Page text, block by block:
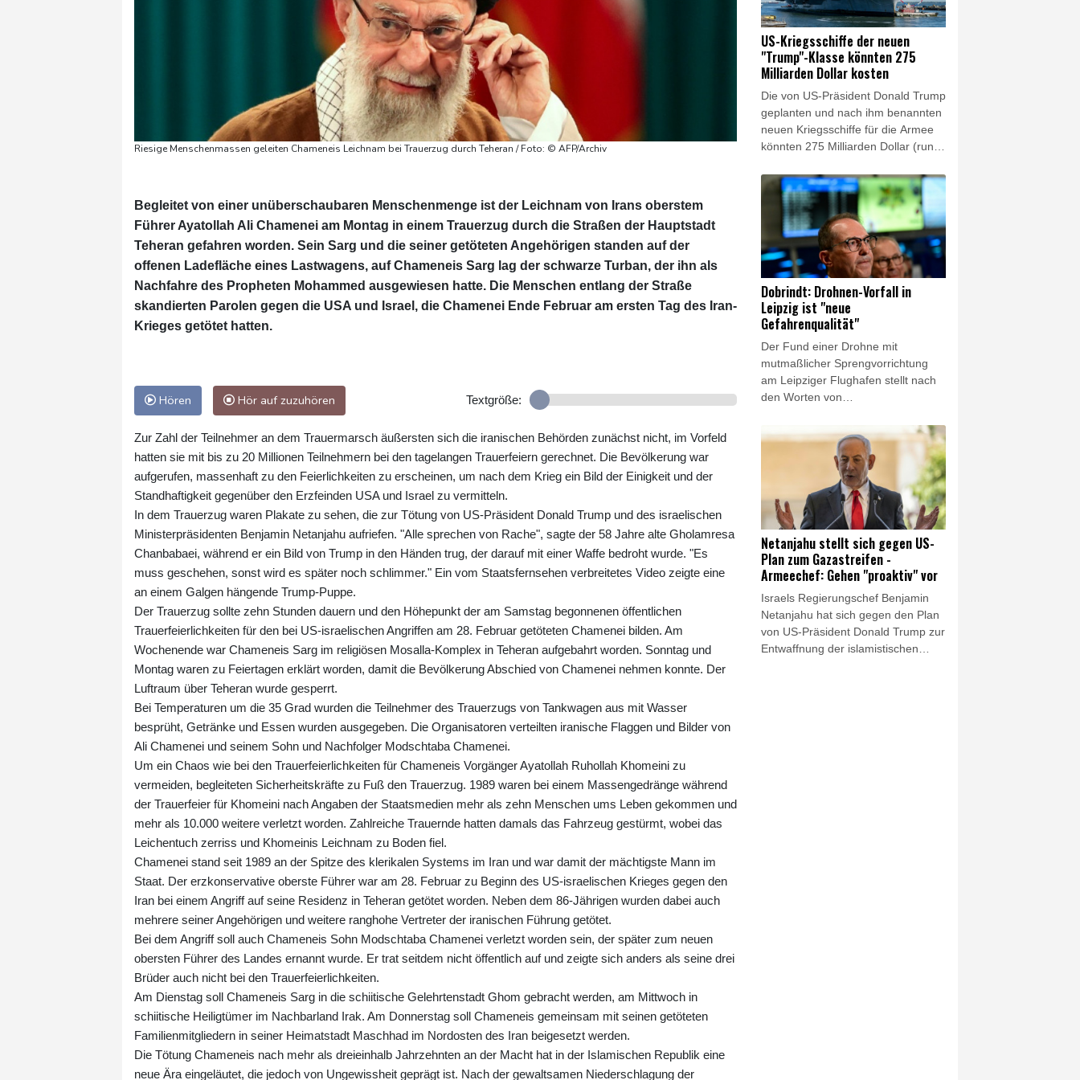
Riesige Menschenmassen geleiten Chameneis Leichnam bei Trauerzug durch Teheran / Foto: © AFP/Archiv
Begleitet von einer unüberschaubaren Menschenmenge ist der Leichnam von Irans oberstem
Führer Ayatollah Ali Chamenei am Montag in einem Trauerzug durch die Straßen der Hauptstadt
Teheran gefahren worden. Sein Sarg und die seiner getöteten Angehörigen standen auf der
offenen Ladefläche eines Lastwagens, auf Chameneis Sarg lag der schwarze Turban, der ihn als
Nachfahre des Propheten Mohammed ausgewiesen hatte. Die Menschen entlang der Straße
skandierten Parolen gegen die USA und Israel, die Chamenei Ende Februar am ersten Tag des Iran-
Krieges getötet hatten.
Hören Hör auf zuzuhören Textgröße:
Zur Zahl der Teilnehmer an dem Trauermarsch äußersten sich die iranischen Behörden zunächst nicht, im Vorfeld
hatten sie mit bis zu 20 Millionen Teilnehmern bei den tagelangen Trauerfeiern gerechnet. Die Bevölkerung war
aufgerufen, massenhaft zu den Feierlichkeiten zu erscheinen, um nach dem Krieg ein Bild der Einigkeit und der
Standhaftigkeit gegenüber den Erzfeinden USA und Israel zu vermitteln.
In dem Trauerzug waren Plakate zu sehen, die zur Tötung von US-Präsident Donald Trump und des israelischen
Ministerpräsidenten Benjamin Netanjahu aufriefen. "Alle sprechen von Rache", sagte der 58 Jahre alte Gholamresa
Chanbabaei, während er ein Bild von Trump in den Händen trug, der darauf mit einer Waffe bedroht wurde. "Es
muss geschehen, sonst wird es später noch schlimmer." Ein vom Staatsfernsehen verbreitetes Video zeigte eine
an einem Galgen hängende Trump-Puppe.
Der Trauerzug sollte zehn Stunden dauern und den Höhepunkt der am Samstag begonnenen öffentlichen
Trauerfeierlichkeiten für den bei US-israelischen Angriffen am 28. Februar getöteten Chamenei bilden. Am
Wochenende war Chameneis Sarg im religiösen Mosalla-Komplex in Teheran aufgebahrt worden. Sonntag und
Montag waren zu Feiertagen erklärt worden, damit die Bevölkerung Abschied von Chamenei nehmen konnte. Der
Luftraum über Teheran wurde gesperrt.
Bei Temperaturen um die 35 Grad wurden die Teilnehmer des Trauerzugs von Tankwagen aus mit Wasser
besprüht, Getränke und Essen wurden ausgegeben. Die Organisatoren verteilten iranische Flaggen und Bilder von
Ali Chamenei und seinem Sohn und Nachfolger Modschtaba Chamenei.
Um ein Chaos wie bei den Trauerfeierlichkeiten für Chameneis Vorgänger Ayatollah Ruhollah Khomeini zu
vermeiden, begleiteten Sicherheitskräfte zu Fuß den Trauerzug. 1989 waren bei einem Massengedränge während
der Trauerfeier für Khomeini nach Angaben der Staatsmedien mehr als zehn Menschen ums Leben gekommen und
mehr als 10.000 weitere verletzt worden. Zahlreiche Trauernde hatten damals das Fahrzeug gestürmt, wobei das
Leichentuch zerriss und Khomeinis Leichnam zu Boden fiel.
Chamenei stand seit 1989 an der Spitze des klerikalen Systems im Iran und war damit der mächtigste Mann im
Staat. Der erzkonservative oberste Führer war am 28. Februar zu Beginn des US-israelischen Krieges gegen den
Iran bei einem Angriff auf seine Residenz in Teheran getötet worden. Neben dem 86-Jährigen wurden dabei auch
mehrere seiner Angehörigen und weitere ranghohe Vertreter der iranischen Führung getötet.
Bei dem Angriff soll auch Chameneis Sohn Modschtaba Chamenei verletzt worden sein, der später zum neuen
obersten Führer des Landes ernannt wurde. Er trat seitdem nicht öffentlich auf und zeigte sich anders als seine drei
Brüder auch nicht bei den Trauerfeierlichkeiten.
Am Dienstag soll Chameneis Sarg in die schiitische Gelehrtenstadt Ghom gebracht werden, am Mittwoch in
schiitische Heiligtümer im Nachbarland Irak. Am Donnerstag soll Chameneis gemeinsam mit seinen getöteten
Familienmitgliedern in seiner Heimatstadt Maschhad im Nordosten des Iran beigesetzt werden.
Die Tötung Chameneis nach mehr als dreieinhalb Jahrzehnten an der Macht hat in der Islamischen Republik eine
neue Ära eingeläutet, die jedoch von Ungewissheit geprägt ist. Nach der gewaltsamen Niederschlagung der
Bundespräsidentin bekäme", sagte
Özdemir den Zeitungen der Funke-
Mediengruppe
(Donnerstagsausgaben). "Es gibt in
unserem Land so viele
herausragende Frauen, die die
Erfahrung, die Autorität und die
verbindende Kraft für dieses Amt
mitbringen."
US-Kriegsschiffe der neuen
"Trump"-Klasse könnten 275
Milliarden Dollar kosten
Die von US-Präsident Donald Trump
geplanten und nach ihm benannten
neuen Kriegsschiffe für die Armee
könnten 275 Milliarden Dollar (rund
teilte die Behörde CBO am Mittwoch
mit, die den US-Kongress in
Haushalts- und Wirtschaftsfragen
berät. Die Schiffe der "Trump"-
Klasse wären somit die teuersten
US-Kriegsschiffe aller Zeiten.
Dobrindt: Drohnen-Vorfall in
Leipzig ist "neue
Gefahrenqualität"
Der Fund einer Drohne mit
mutmaßlicher Sprengvorrichtung
am Leipziger Flughafen stellt nach
den Worten von
Dobrindt (CSU) "eine neue
Gefahrenqualität" dar. Es sei seine
Einschätzung, "dass wir es hier mit
einem hybriden Anschlagsszenario
zu tun haben", sagte Dobrindt am
Mittwochabend am Flughafen
Leipzig/Halle. Dass eine Drohne
"bewaffnet mit Sprengstoff sich hier
auf einem Flughafengelände
befindet, das ist ein neues
Bedrohungsszenario".
Netanjahu stellt sich gegen US-
Plan zum Gazastreifen -
Armeechef: Gehen "proaktiv" vor
Israels Regierungschef Benjamin
Netanjahu hat sich gegen den Plan
von US-Präsident Donald Trump zur
Entwaffnung der islamistischen